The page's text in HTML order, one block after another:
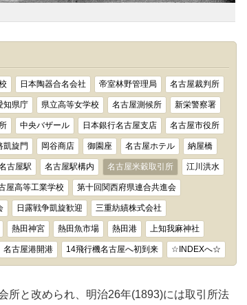
日本陶器合名会社 帝室林野管理局 名古屋裁判所
知県庁 県立高等女学校 名古屋測候所 新栄警察署
中央バザール 日本銀行名古屋支店 名古屋市役所
凱旋門 岡谷商店 御園座 名古屋ホテル 納屋橋
古屋駅 名古屋駅構内 名古屋米穀取引所 江川洪水
屋高等工業学校 第十回関西府県連合共進会
日露戦争凱旋歓迎 三重紡績株式会社
熱田神宮 熱田魚市場 熱田港 上知我麻神社
名古屋港開港 14飛行機名古屋へ初到来 ☆INDEXへ☆
所と改められ、明治26年(1893)には取引所法